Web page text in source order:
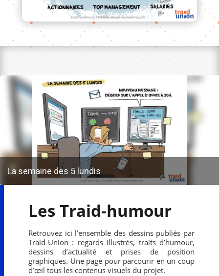
La semaine des 5 lundis
Les Traid-humour
Retrouvez ici l’ensemble des dessins publiés par
Traid-Union : regards illustrés, traits d’humour,
dessins d’actualité et prises de position
graphiques. Une page pour parcourir en un coup
d’œil tous les contenus visuels du projet.